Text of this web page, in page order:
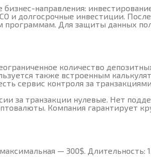
бизнес-направления:
и долгосрочные инвестиции.
программам. Для защиты данных
количество
также встроенным
сервис контроля за
за транзакции нулевые. Нет
Компания гарантирует
— 300$. Длительность: